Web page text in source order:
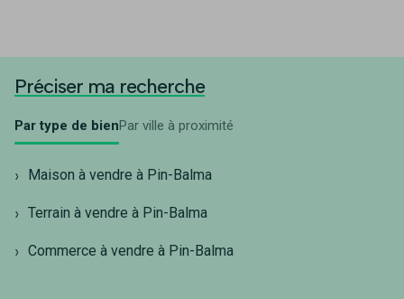
Préciser ma recherche
Par type de bienPar ville à proximité
Maison à vendre à Pin-Balma
Terrain à vendre à Pin-Balma
Commerce à vendre à Pin-Balma